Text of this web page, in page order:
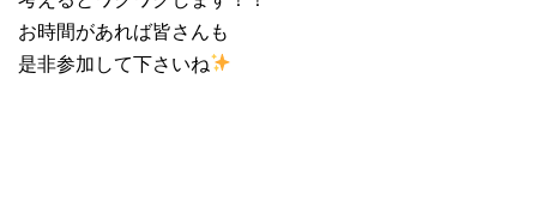
お時間があれば皆さんも
是非参加して下さいね